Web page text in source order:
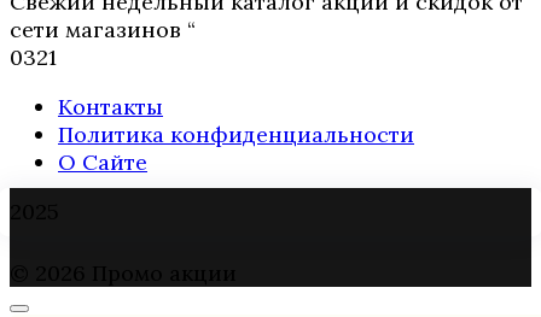
сети магазинов “
0321
Контакты
Политика конфиденциальности
О Сайте